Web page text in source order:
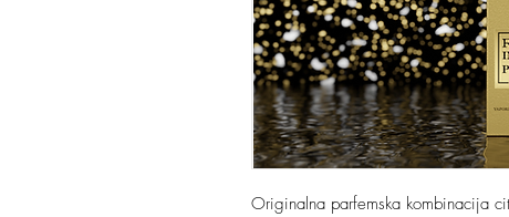
Originalna parfemska kombinacija